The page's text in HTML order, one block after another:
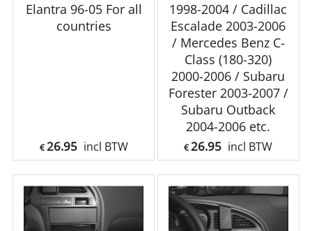
Elantra 96-05 For all
countries
€ 26.95 incl BTW
1998-2004 / Cadillac
Escalade 2003-2006
/ Mercedes Benz C-
Class (180-320)
2000-2006 / Subaru
Forester 2003-2007 /
Subaru Outback
2004-2006 etc.
€ 26.95 incl BTW